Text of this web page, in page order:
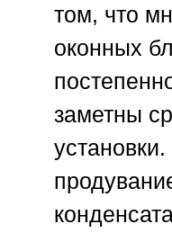
том, что
оконных
заметны